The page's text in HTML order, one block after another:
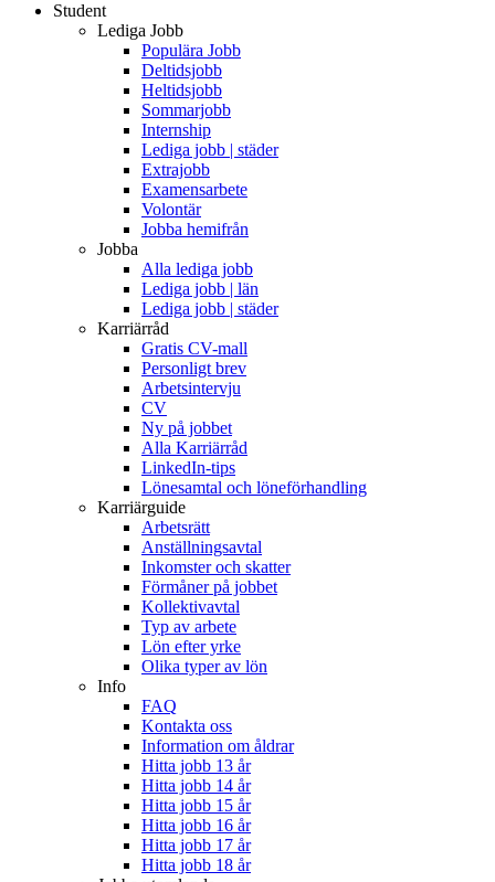
Student
Lediga Jobb
Populära Jobb
Deltidsjobb
Heltidsjobb
Sommarjobb
Internship
Lediga jobb | städer
Extrajobb
Examensarbete
Volontär
Jobba hemifrån
Jobba
Alla lediga jobb
Lediga jobb | län
Lediga jobb | städer
Karriärråd
Gratis CV-mall
Personligt brev
Arbetsintervju
CV
Ny på jobbet
Alla Karriärråd
LinkedIn-tips
Lönesamtal och löneförhandling
Karriärguide
Arbetsrätt
Anställningsavtal
Inkomster och skatter
Förmåner på jobbet
Kollektivavtal
Typ av arbete
Lön efter yrke
Olika typer av lön
Info
FAQ
Kontakta oss
Information om åldrar
Hitta jobb 13 år
Hitta jobb 14 år
Hitta jobb 15 år
Hitta jobb 16 år
Hitta jobb 17 år
Hitta jobb 18 år